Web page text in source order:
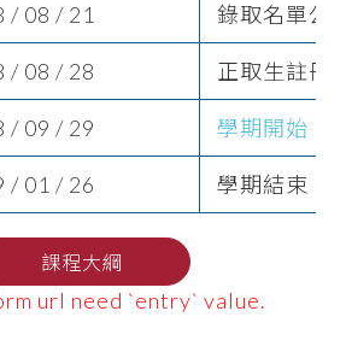
/ 08 / 21 錄取名單公
/ 08 / 28 正取生註冊
/ 09 / 29 學期開始
/ 01 / 26 學期結束
課程大綱
url need `entry` value.